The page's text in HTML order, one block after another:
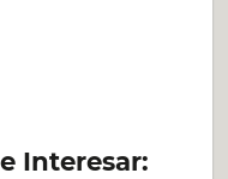
Interesar: